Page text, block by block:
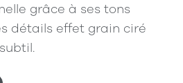
grâce à ses tons
détails effet grain ciré